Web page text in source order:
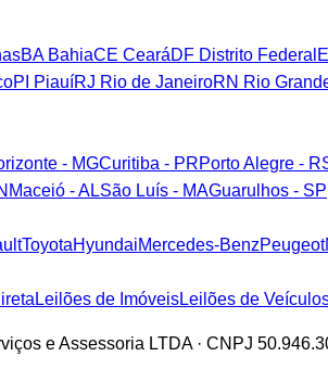
BABahiaCE CearáDF Distrito Federal
PI PiauíRJ Rio de JaneiroRN Rio
- MGCuritiba - PRPorto Alegre -
Maceió - ALSão Luís - MAGuarulhos - SP
ToyotaHyundaiMercedes-BenzPeugeot
Leilões de ImóveisLeilões de
e Assessoria LTDA · CNPJ